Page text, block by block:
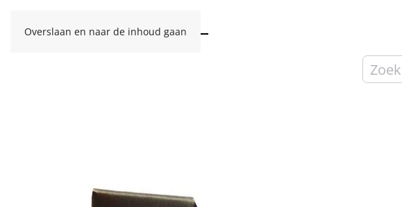
Overslaan en naar de inhoud gaan
Zoeken
naar: